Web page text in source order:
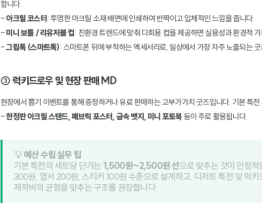
합니다.
- 아크릴 코스터 : 투명한 아크릴 소재 배면에 인쇄하여 반짝이고 입체적인 느낌을 줍니다.
- 미니 보틀 / 리유저블 컵: 친환경 트렌드에 맞춰 다회용 컵을 제공하면 실용성과 환경적
-그립톡 (스마트톡): 스마트폰 뒤에 부착하는 액세서리로, 일상에서 가장 자주 노출되는
③ 럭키드로우 및 현장 판매 MD
현장에서 뽑기 이벤트를 통해 증정하거나 유료 판매하는 고부가가치 굿즈입니다. 기본 특
-한정판 아크릴 스탠드, 패브릭 포스터, 금속 뱃지, 미니 포토북 등이 주로 활용됩니다.
💡예산 수립 실무 팁
기본 특전의 세트당 단가는 1,500원~2,500원 선으로 맞추는 것이 안정
300원, 엽서 200원, 스티커 100원 수준으로 설계하고, 디저트 특전 및 럭
제작비의 균형을 맞추는 구조를 권장합니다.